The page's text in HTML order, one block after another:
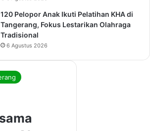
120 Pelopor Anak Ikuti Pelatihan KHA di
Tangerang, Fokus Lestarikan Olahraga
Tradisional
6 Agustus 2026